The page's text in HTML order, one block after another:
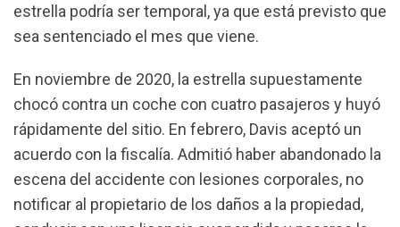
estrella podría ser temporal, ya que está previsto que
sea sentenciado el mes que viene.
En noviembre de 2020, la estrella supuestamente
chocó contra un coche con cuatro pasajeros y huyó
rápidamente del sitio. En febrero, Davis aceptó un
acuerdo con la fiscalía. Admitió haber abandonado la
escena del accidente con lesiones corporales, no
notificar al propietario de los daños a la propiedad,